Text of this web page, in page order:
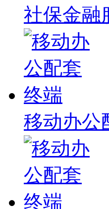
社保金融
移动办公